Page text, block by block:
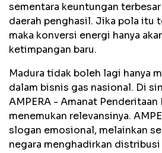
sementara keuntungan
daerah penghasil. Jika pola itu
maka konversi energi hanya
ketimpangan baru.
Madura tidak boleh lagi hanya
dalam bisnis gas nasional. Di
AMPERA - Amanat Penderitaan
menemukan relevansinya.
slogan emosional, melainkan
negara menghadirkan